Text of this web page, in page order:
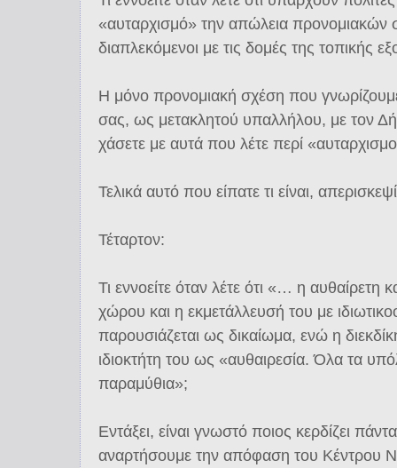
«αυταρχισμό» την απώλεια προνομιακών
διαπλεκόμενοι με τις δομές της τοπικής
Η μόνο προνομιακή σχέση που γνωρίζουμε
σας, ως μετακλητού υπαλλήλου, με τον
χάσετε με αυτά που λέτε περί
Τελικά αυτό που είπατε τι είναι,
Τέταρτον:
Τι εννοείτε όταν λέτε ότι «… η αυθαίρετη
χώρου και η εκμετάλλευσή του με
παρουσιάζεται ως δικαίωμα, ενώ η
ιδιοκτήτη του ως «αυθαιρεσία. Όλα τα
παραμύθια»;
Εντάξει, είναι γνωστό ποιος κερδίζει
αναρτήσουμε την απόφαση του Κέντρου